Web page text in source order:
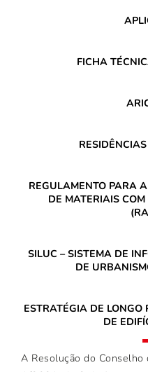
FICHA
REGULAMENTO PARA
DE MATERIAIS
SILUC – SISTEMA DE
DE
ESTRATÉGIA DE
DE
A Resolução do Conselho